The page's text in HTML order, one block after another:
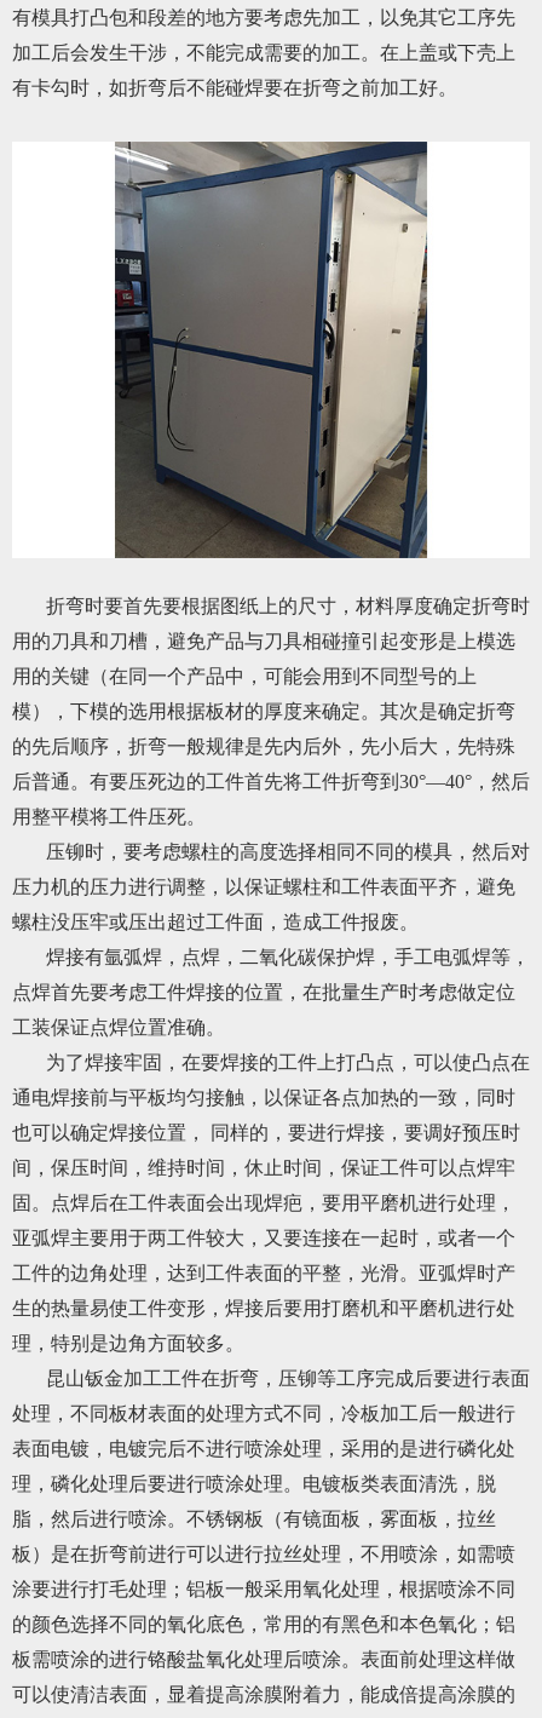
有模具打凸包和段差的地方要考虑先加工，以免其它工序先
加工后会发生干涉，不能完成需要的加工。在上盖或下壳上
有卡勾时，如折弯后不能碰焊要在折弯之前加工好。
折弯时要首先要根据图纸上的尺寸，材料厚度确定折弯时
用的刀具和刀槽，避免产品与刀具相碰撞引起变形是上模选
用的关键（在同一个产品中，可能会用到不同型号的上
模），下模的选用根据板材的厚度来确定。其次是确定折弯
的先后顺序，折弯一般规律是先内后外，先小后大，先特殊
后普通。有要压死边的工件首先将工件折弯到30°—40°，然后
用整平模将工件压死。
压铆时，要考虑螺柱的高度选择相同不同的模具，然后对
压力机的压力进行调整，以保证螺柱和工件表面平齐，避免
螺柱没压牢或压出超过工件面，造成工件报废。
焊接有氩弧焊，点焊，二氧化碳保护焊，手工电弧焊等，
点焊首先要考虑工件焊接的位置，在批量生产时考虑做定位
工装保证点焊位置准确。
为了焊接牢固，在要焊接的工件上打凸点，可以使凸点在
通电焊接前与平板均匀接触，以保证各点加热的一致，同时
也可以确定焊接位置， 同样的，要进行焊接，要调好预压时
间，保压时间，维持时间，休止时间，保证工件可以点焊牢
固。点焊后在工件表面会出现焊疤，要用平磨机进行处理，
亚弧焊主要用于两工件较大，又要连接在一起时，或者一个
工件的边角处理，达到工件表面的平整，光滑。亚弧焊时产
生的热量易使工件变形，焊接后要用打磨机和平磨机进行处
理，特别是边角方面较多。
昆山钣金加工工件在折弯，压铆等工序完成后要进行表面
处理，不同板材表面的处理方式不同，冷板加工后一般进行
表面电镀，电镀完后不进行喷涂处理，采用的是进行磷化处
理，磷化处理后要进行喷涂处理。电镀板类表面清洗，脱
脂，然后进行喷涂。不锈钢板（有镜面板，雾面板，拉丝
板）是在折弯前进行可以进行拉丝处理，不用喷涂，如需喷
涂要进行打毛处理；铝板一般采用氧化处理，根据喷涂不同
的颜色选择不同的氧化底色，常用的有黑色和本色氧化；铝
板需喷涂的进行铬酸盐氧化处理后喷涂。表面前处理这样做
可以使清洁表面，显着提高涂膜附着力，能成倍提高涂膜的